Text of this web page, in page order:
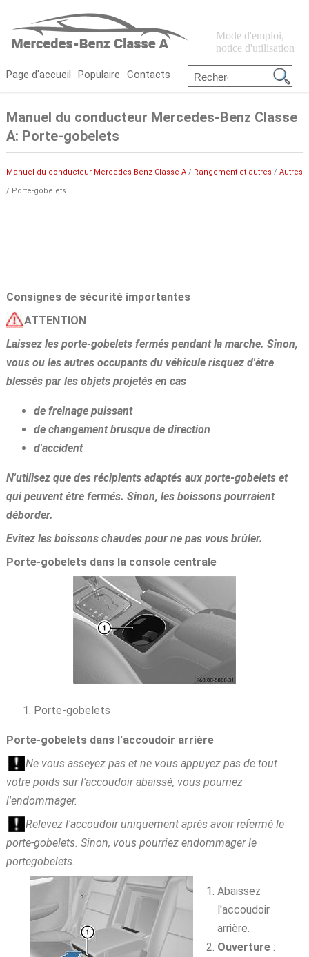
Mode d'emploi,
notice d'utilisation
Page d'accueil Populaire Contacts
Manuel du conducteur Mercedes-Benz Classe
A: Porte-gobelets
Manuel du conducteur Mercedes-Benz Classe A/ Rangement et autres / Autres
/ Porte-gobelets
Consignes de sécurité importantes
ATTENTION
Laissez les porte-gobelets fermés pendant la marche. Sinon,
vous ou les autres occupants du véhicule risquez d'être
blessés par les objets projetés en cas
de freinage puissant
de changement brusque de direction
d'accident
N'utilisez que des récipients adaptés aux porte-gobelets et
qui peuvent être fermés. Sinon, les boissons pourraient
déborder.
Evitez les boissons chaudes pour ne pas vous brûler.
Porte-gobelets dans la console centrale
Porte-gobelets
Porte-gobelets dans l'accoudoir arrière
Ne vous asseyez pas et ne vous appuyez pas de tout
votre poids sur l'accoudoir abaissé, vous pourriez
l'endommager.
Relevez l'accoudoir uniquement après avoir refermé le
porte-gobelets. Sinon, vous pourriez endommager le
portegobelets.
Abaissez
l'accoudoir
arrière.
Ouverture: